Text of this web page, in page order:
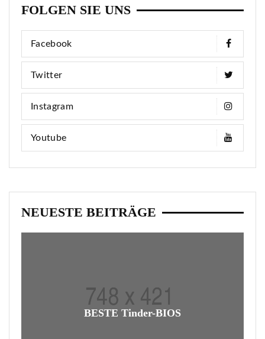
FOLGEN SIE UNS
Facebook
Twitter
Instagram
Youtube
NEUESTE BEITRÄGE
BESTE Tinder-BIOS